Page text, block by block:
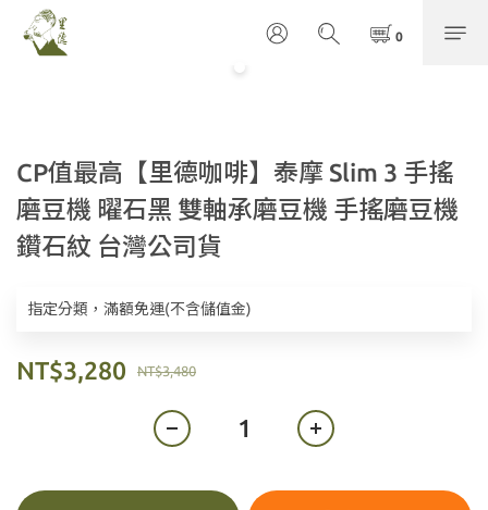
CP值最高【里德咖啡】泰摩 Slim 3 手搖
磨豆機 曜石黑 雙軸承磨豆機 手搖磨豆機
鑽石紋 台灣公司貨
指定分類，滿額免運(不含儲值金)
NT$3,480
NT$3,280